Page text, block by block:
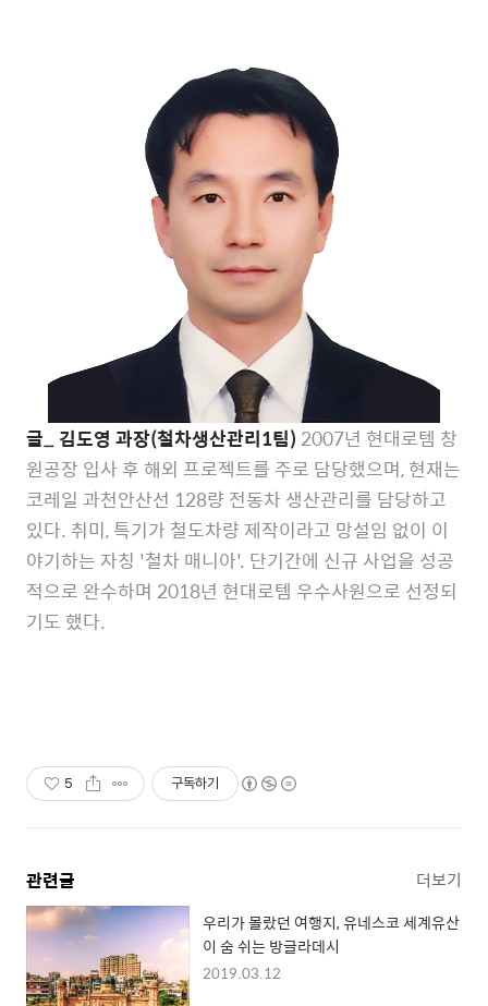
글_ 김도영 과장(철차생산관리1팀) 2007년 현대로템 창
원공장 입사 후 해외 프로젝트를 주로 담당했으며, 현재는
코레일 과천안산선 128량 전동차 생산관리를 담당하고
있다. 취미, 특기가 철도차량 제작이라고 망설임 없이 이
야기하는 자칭 '철차 매니아'. 단기간에 신규 사업을 성공
적으로 완수하며 2018년 현대로템 우수사원으로 선정되
기도 했다.
5 구독하기
관련글 더보기
우리가 몰랐던 여행지, 유네스코 세계유산
이 숨 쉬는 방글라데시
2019.03.12